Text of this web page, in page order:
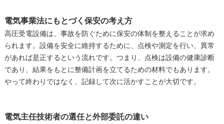
電気事業法にもとづく保安の考え方
高圧受電設備は、事故を防ぐために保安の体制を整えることが求め
られます。設備を安全に維持するために、点検や測定を行い、異常
があれば是正するという流れです。つまり、点検は設備の健康診断
であり、結果をもとに整備計画を立てるための材料でもあります。
やって終わりではなく、記録して次に活かすことが大切です。
電気主任技術者の選任と外部委託の違い